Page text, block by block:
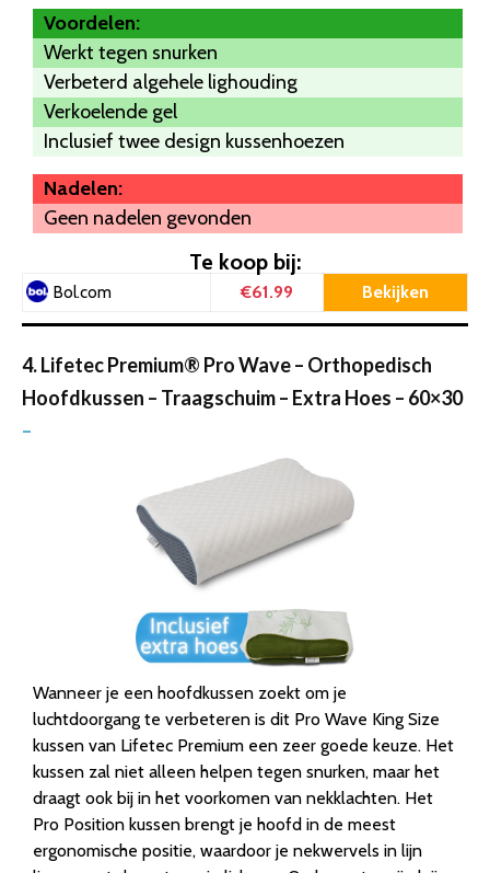
Voordelen:
Werkt tegen snurken
Verbeterd algehele lighouding
Verkoelende gel
Inclusief twee design kussenhoezen
Nadelen:
Geen nadelen gevonden
Te koop bij:
Bol.com €61.99 Bekijken
4. Lifetec Premium® Pro Wave – Orthopedisch
Hoofdkussen – Traagschuim – Extra Hoes – 60×30
–
Wanneer je een hoofdkussen zoekt om je
luchtdoorgang te verbeteren is dit Pro Wave King Size
kussen van Lifetec Premium een zeer goede keuze. Het
kussen zal niet alleen helpen tegen snurken, maar het
draagt ook bij in het voorkomen van nekklachten. Het
Pro Position kussen brengt je hoofd in de meest
ergonomische positie, waardoor je nekwervels in lijn